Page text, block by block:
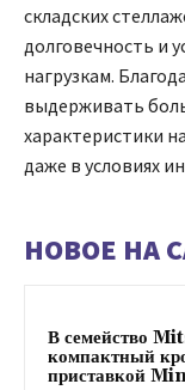
складских
долговечность и
нагрузкам.
выдерживать
характеристики
даже в условиях
НОВОЕ НА
В семейство
компактный
приставкой